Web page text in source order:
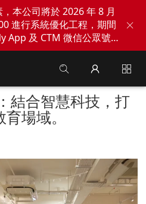
本公司將於 2026 年 8 月
進行系統優化工程，期間
App 及 CTM 微信公眾號
之處，敬請見諒！
結合智慧科技，打
場域。